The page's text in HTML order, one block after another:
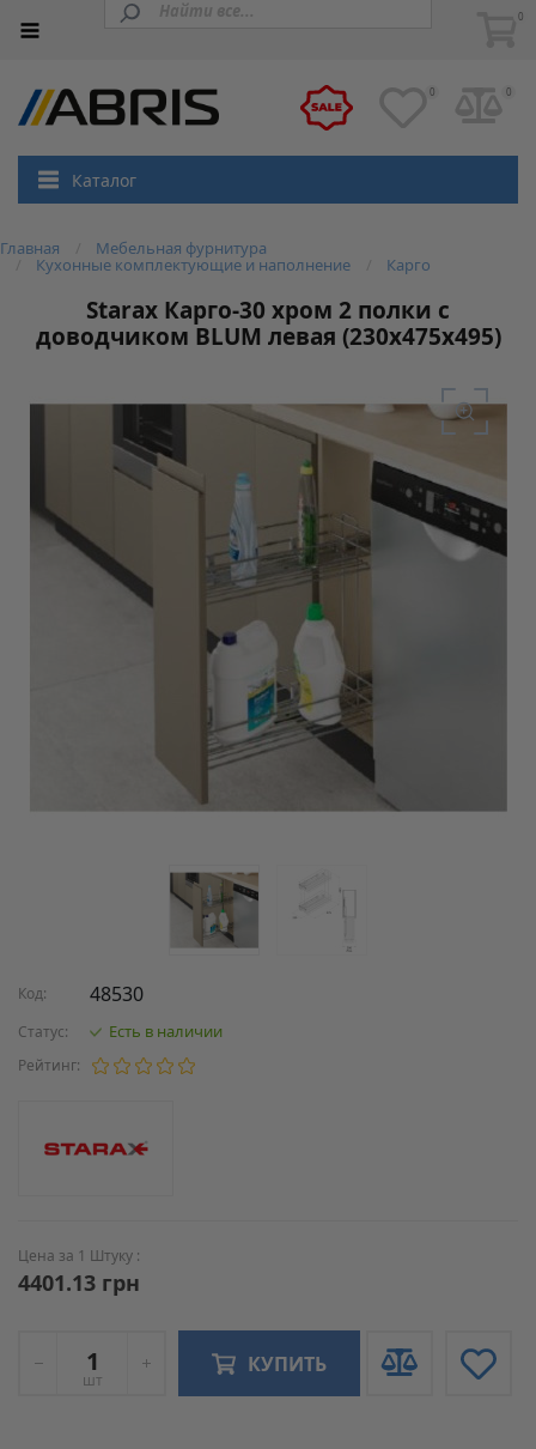
0
0 0
Каталог
Главная Мебельная фурнитура
Кухонные комплектующие и наполнение Карго
Starax Карго-30 хром 2 полки с
доводчиком BLUM левая (230x475x495)
Код: 48530
Статус: Есть в наличии
Рейтинг:
Цена за 1 Штуку :
4401.13 грн
шт
КУПИТЬ